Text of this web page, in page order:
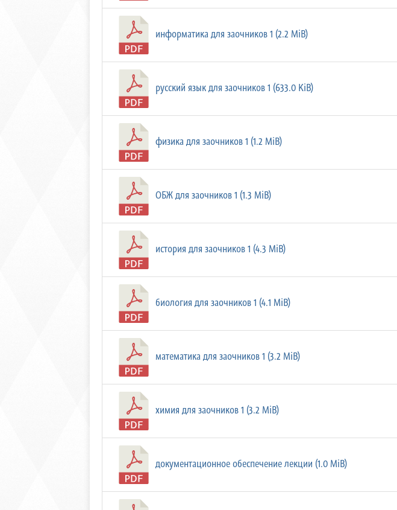
информатика для заочников 1 (2.2 MiB)
русский язык для заочников 1 (633.0 KiB)
физика для заочников 1 (1.2 MiB)
ОБЖ для заочников 1 (1.3 MiB)
история для заочников 1 (4.3 MiB)
биология для заочников 1 (4.1 MiB)
математика для заочников 1 (3.2 MiB)
химия для заочников 1 (3.2 MiB)
документационное обеспечение лекции (1.0 MiB)